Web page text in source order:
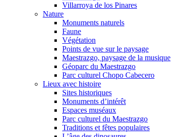
Villarroya de los Pinares
Nature
Monuments naturels
Faune
Végétation
Points de vue sur le paysage
Maestrazgo, paysage de la musique
Géoparc du Maestrazgo
Parc culturel Chopo Cabecero
Lieux avec histoire
Sites historiques
Monuments d’intérêt
Espaces muséaux
Parc culturel du Maestrazgo
Traditions et fêtes populaires